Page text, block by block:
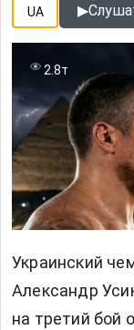
UA ▶
2.8т
Украинский
Александр
на третий бой